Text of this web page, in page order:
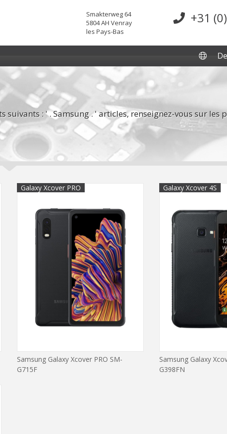
+31
Smakterweg 64
5804 AH Venray
les Pays-Bas
: ' . Samsung . ' articles, renseignez-vous sur les
Galaxy Xcover PRO
Samsung Galaxy Xcover PRO SM-
G715F
Galaxy Xcover 4S
Samsung Galaxy
G398FN